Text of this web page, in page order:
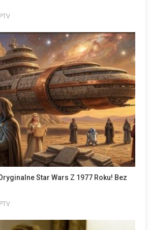
Star Wars Z 1977 Roku! Bez